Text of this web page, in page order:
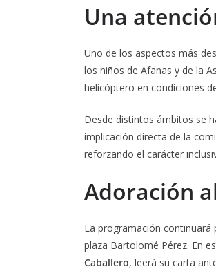
Una
Uno de los aspectos más
los niños de Afanas y de la
helicóptero en condiciones
Desde distintos ámbitos se
implicación directa de la
reforzando el carácter
Adoración
La programación continuará
plaza Bartolomé Pérez. En
Caballero, leerá su carta